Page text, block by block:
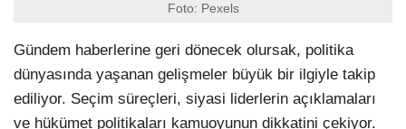
Foto: Pexels
Gündem haberlerine geri dönecek olursak, politika
dünyasında yaşanan gelişmeler büyük bir ilgiyle takip
ediliyor. Seçim süreçleri, siyasi liderlerin açıklamaları
ve hükümet politikaları kamuoyunun dikkatini çekiyor.